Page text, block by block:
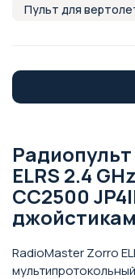
Пульт для
ELRS 2.4
CC2500
RadioMaster Zorro